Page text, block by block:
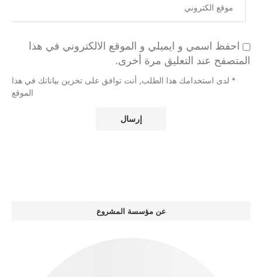
احفظ اسمي و ايميلي و الموقع الالكتروني في هذا
المتصفح عند التعليق مرة أخرى.
* لدى استخدامك هذا الطلب, أنت توافق على تخزين بياناتك في هذا
الموقع
عن مؤسسة المشروع